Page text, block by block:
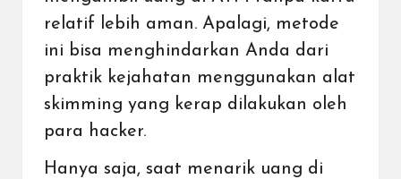
relatif lebih aman. Apalagi, metode
ini bisa menghindarkan Anda dari
praktik kejahatan menggunakan alat
skimming yang kerap dilakukan oleh
para hacker.
Hanya saja, saat menarik uang di